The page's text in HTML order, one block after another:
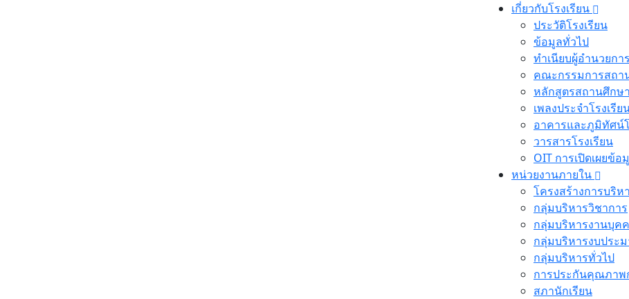
เกี่ยวกับโรงเรียน
ประวัติโรงเรียน
ข้อมูลทั่วไป
ทำเนียบผู้อำนวยการ
คณะกรรมการสถ
หลักสูตรสถานศึกษา
เพลงประจำโรงเรีย
อาคารและภูมิทัศน์
วารสารโรงเรียน
OIT การเปิดเผยข้
หน่วยงานภายใน
โครงสร้างการบริห
กลุ่มบริหารวิชาการ
กลุ่มบริหารงานบุค
กลุ่มบริหารงบประ
กลุ่มบริหารทั่วไป
การประกันคุณภาพ
สภานักเรียน